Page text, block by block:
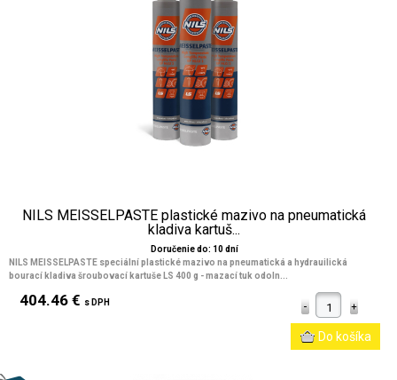
NILS MEISSELPASTE plastické mazivo na pneumatická
kladiva kartuš...
Doručenie do: 10 dní
NILS MEISSELPASTE speciální plastické mazivo na pneumatická a hydrauilická
bourací kladiva šroubovací kartuše LS 400 g - mazací tuk odoln...
404.46 € s DPH